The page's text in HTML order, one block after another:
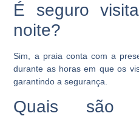
É seguro
noite?
Sim, a praia conta com a
durante as horas em que os
garantindo a segurança.
Quais são